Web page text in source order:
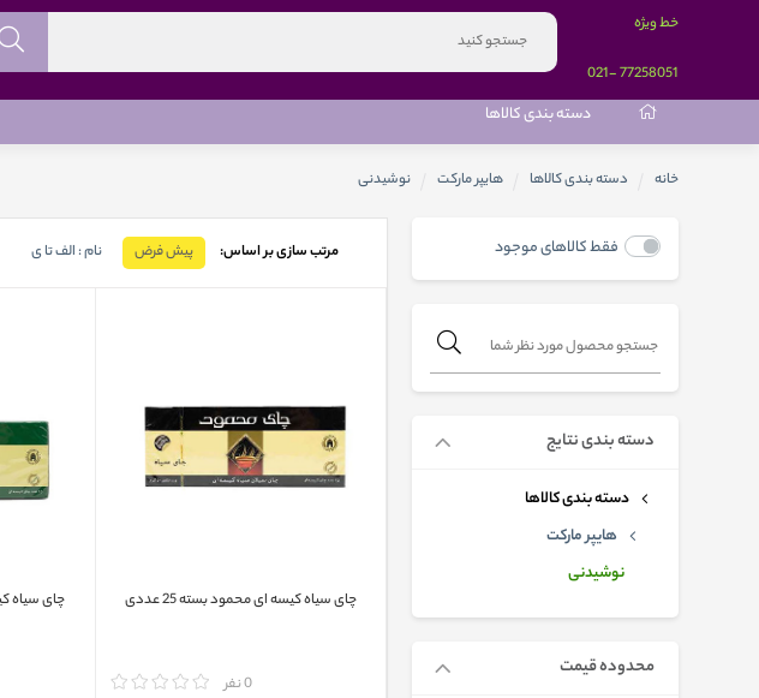
خط ویژه
77258051
-021
دسته بندی کالاها
خانه دسته بندی کالاها هایپر مارکت نوشیدنی
مرتب سازی بر اساس: پیش فرض نام : الف تا ی
چای سیاه کیسه ای محمود بسته 25 عددی
0 نفر
فقط کالاهای موجود
دسته بندی نتایج
دسته بندی کالاها
هایپر مارکت
نوشیدنی
محدوده قیمت